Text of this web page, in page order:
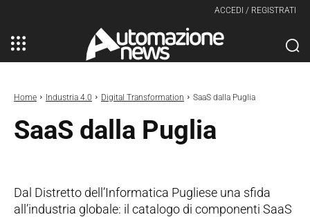
ACCEDI / REGISTRATI
Home Industria 4.0 Digital Transformation SaaS dalla Puglia
SaaS dalla Puglia
Dal Distretto dell’Informatica Pugliese una sfida
all’industria globale: il catalogo di componenti SaaS